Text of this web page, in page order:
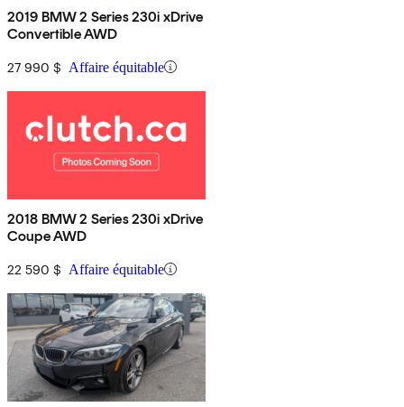
2019 BMW 2 Series 230i xDrive
Convertible AWD
27 990 $ Affaire équitable
2018 BMW 2 Series 230i xDrive
Coupe AWD
22 590 $ Affaire équitable